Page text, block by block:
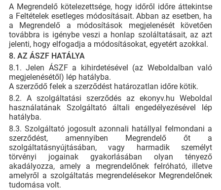
A Megrendelő kötelezettsége, hogy időről időre áttekintse
a Feltételek esetleges módosításait. Abban az esetben, ha
a Megrendelő a módosítások megjelenését követően
továbbra is igénybe veszi a honlap szoláltatásait, az azt
jelenti, hogy elfogadja a módosításokat, egyetért azokkal.
8. AZ ÁSZF HATÁLYA
8.1. Jelen ÁSZF a kihirdetésével (az Weboldalban való
megjelenésétől) lép hatályba.
A szerződő felek a szerződést határozatlan időre kötik.
8.2. A szolgáltatási szerződés az ekonyv.hu Weboldal
használatának Szolgáltató általi engedélyezésével lép
hatályba.
8.3. Szolgáltató jogosult azonnali hatállyal felmondani a
szerződést, amennyiben Megrendelő őt a
szolgáltatásnyújtásában, vagy harmadik személyt
törvényi jogainak gyakorlásában olyan tényező
akadályozza, amely a megrendelőnek felróható, illetve
amelyről a szolgáltatás megrendelésekor Megrendelőnek
tudomása volt.